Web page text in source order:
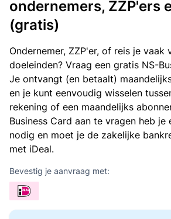
ondernemers, ZZP'ers
(gratis)
Ondernemer, ZZP'er, of reis je vaak
doeleinden? Vraag een gratis NS-
Je ontvangt (en betaalt)
en je kunt eenvoudig wisselen
rekening of een maandelijks
Business Card aan te vragen heb je
nodig en moet je de zakelijke
met iDeal.
Bevestig je aanvraag met: